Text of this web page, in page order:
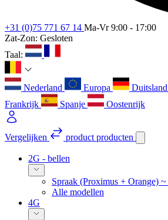
+31 (0)75 771 67 14 Ma-Vr 9:00 - 17:00
Zat-Zon: Gesloten
Taal:
Nederland Europa Duitsland
Frankrijk
Spanje Oostenrijk
Vergelijken product producten
2G - bellen
Spraak (Proximus + Orange)
Alle modellen
4G